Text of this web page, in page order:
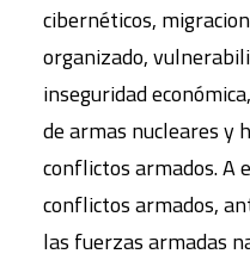
cibernéticos,
organizado,
inseguridad
de armas nucleares y
conflictos armados. A
conflictos armados,
las fuerzas armadas